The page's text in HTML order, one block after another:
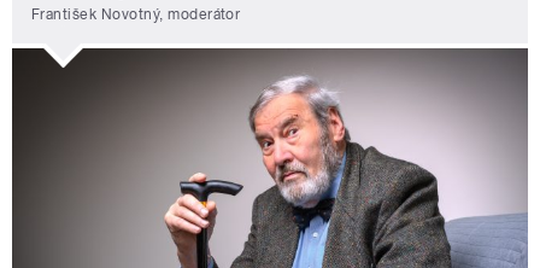
František Novotný, moderátor